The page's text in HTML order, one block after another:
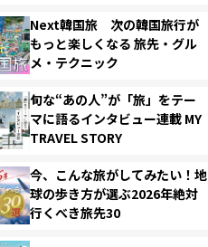
Next韓国旅 次の韓国旅行が
もっと楽しくなる 旅先・グル
メ・テクニック
旬な“あの人”が「旅」をテー
マに語るインタビュー連載 MY
TRAVEL STORY
今、こんな旅がしてみたい！地
球の歩き方が選ぶ2026年絶対
行くべき旅先30